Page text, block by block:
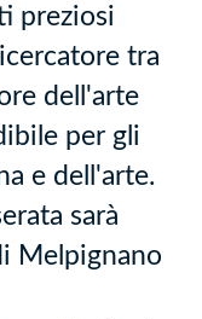
preziosi
tra
dell'arte
per gli
e dell'arte.
sarà
Melpignano